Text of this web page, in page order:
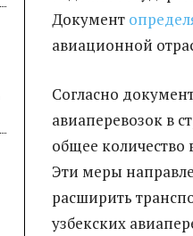
Документ
авиационной
Согласно
авиаперевозок в
общее
Эти меры
расширить
узбекских